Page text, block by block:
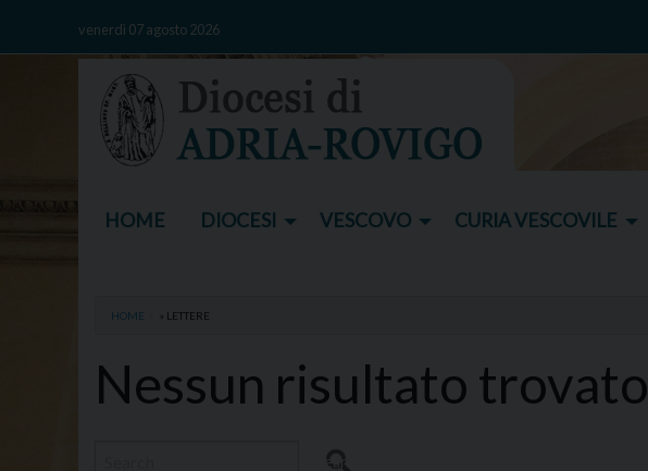
venerdì 07 agosto 2026
HOME DIOCESI VESCOVO CURIA VESCOVILE
HOME » LETTERE
Nessun risultato trovato